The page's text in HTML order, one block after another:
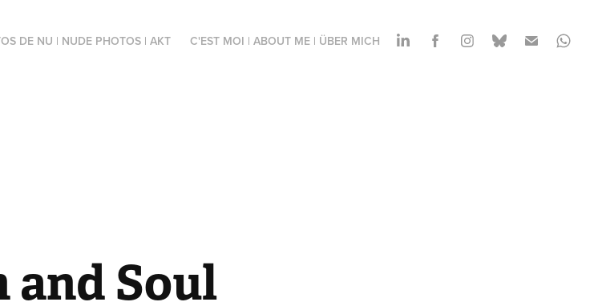
DE NU | NUDE PHOTOS | AKT C'EST MOI | ABOUT ME | ÜBER MICH
and Soul